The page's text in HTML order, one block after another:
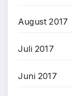
August 2017
Juli 2017
Juni 2017